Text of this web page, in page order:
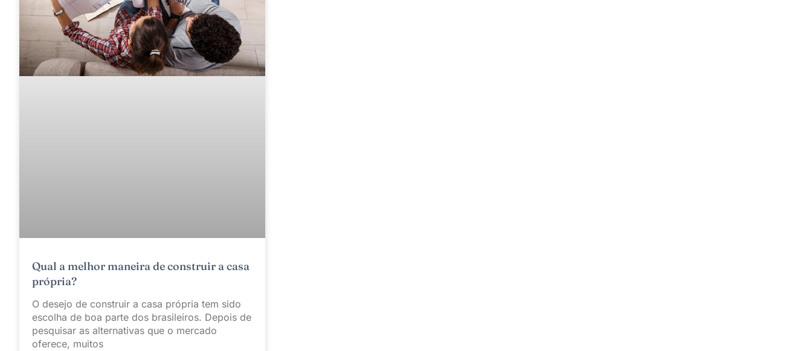
Qual a melhor maneira de construir a casa
própria?
O desejo de construir a casa própria tem sido
escolha de boa parte dos brasileiros. Depois de
pesquisar as alternativas que o mercado
oferece, muitos